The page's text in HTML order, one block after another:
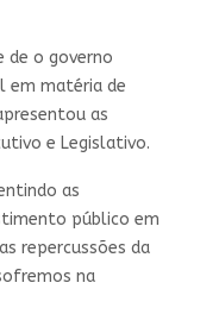
de o governo
em matéria de
as
e Legislativo.
as
público em
repercussões da
na